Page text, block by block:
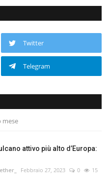
Twitter
Telegram
mese
attivo più alto d’Europa:
Febbraio 27, 2023 0 15